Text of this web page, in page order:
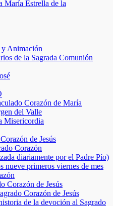
María Estrella de la
Animación
de la Sagrada Comunión
Corazón de María
del Valle
Misericordia
de Jesús
Corazón
diariamente por el Padre Pío)
nueve primeros viernes de mes
Corazón de Jesús
Corazón de Jesús
de la devoción al Sagrado